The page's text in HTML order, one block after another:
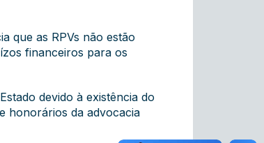
que as RPVs não estão
financeiros para os
devido à existência do
honorários da advocacia